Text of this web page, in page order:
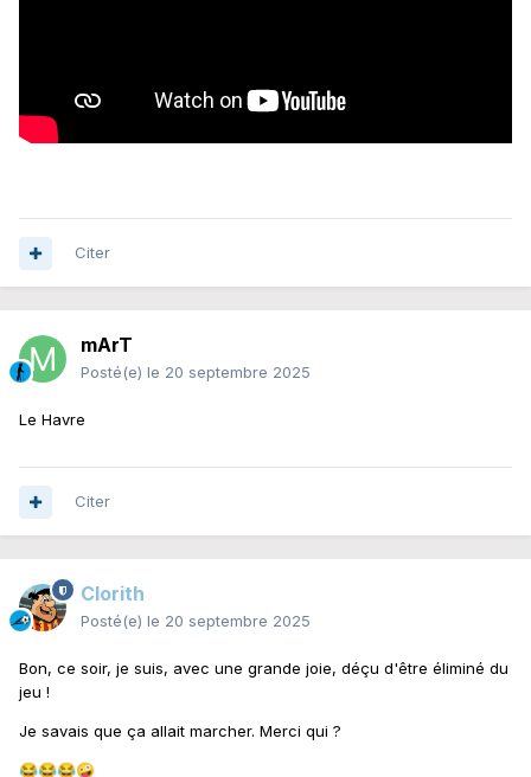
Citer
mArT
Posté(e) le 20 septembre 2025
Le Havre
Citer
Clorith
Posté(e) le 20 septembre 2025
Bon, ce soir, je suis, avec une grande joie, déçu d'être éliminé du
jeu !
Je savais que ça allait marcher. Merci qui ?
😂😂😂🤪